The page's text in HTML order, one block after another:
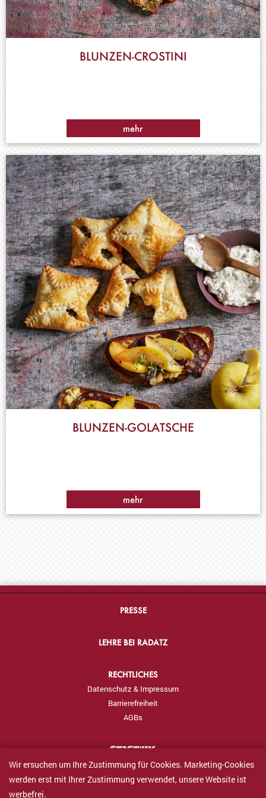
BLUNZEN-CROSTINI
mehr
BLUNZEN-GOLATSCHE
mehr
PRESSE
LEHRE BEI RADATZ
RECHTLICHES
Datenschutz & Impressum
Barrierefreiheit
AGBs
Wir ersuchen um Ihre Zustimmung für Cookies. Marketing-Cookies
werden erst mit Ihrer Zustimmung verwendet, unsere Website ist
werbefrei.